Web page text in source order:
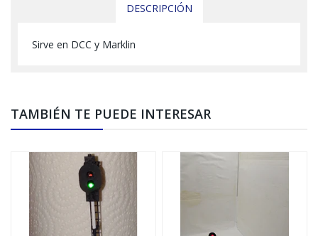
DESCRIPCIÓN
Sirve en DCC y Marklin
TAMBIÉN TE PUEDE INTERESAR